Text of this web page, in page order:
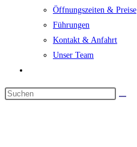
Öffnungszeiten & Preise
Führungen
Kontakt & Anfahrt
Unser Team
umschalten
Diese